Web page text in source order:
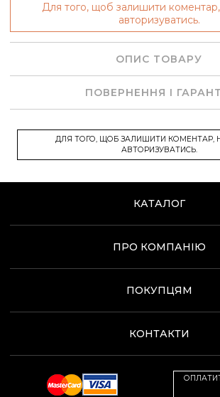
Для того, щоб залишити
авторизуватись.
ОПИС ТОВАРУ
ПОВЕРНЕННЯ І
ДЛЯ ТОГО, ЩОБ ЗАЛИШИТИ КОМЕНТАР,
АВТОРИЗУВАТИСЬ.
КАТАЛОГ
ПРО КОМПАНІЮ
ПОКУПЦЯМ
КОНТАКТИ